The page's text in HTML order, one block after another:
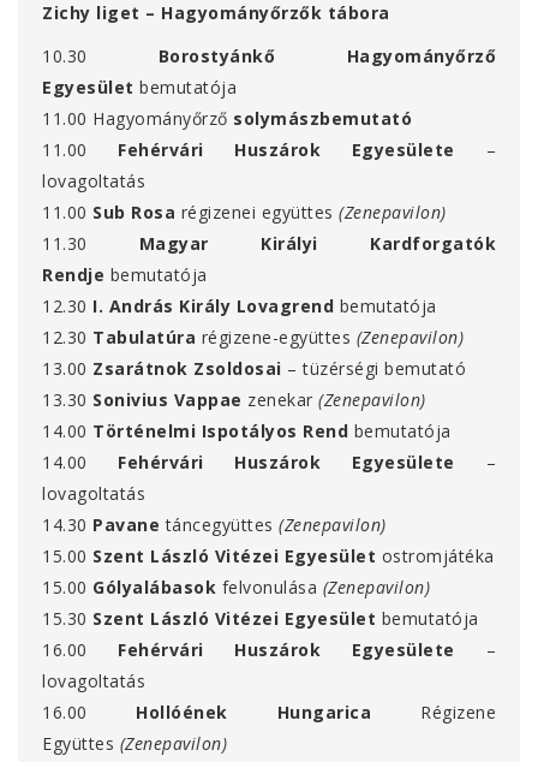
Zichy liget – Hagyományőrzők tábora
10.30
Borostyánkő Hagyományőrző
Egyesület bemutatója
11.00 Hagyományőrző solymászbemutató
11.00
Fehérvári Huszárok Egyesülete
–
lovagoltatás
11.00 Sub Rosa régizenei együttes (Zenepavilon)
11.30
Magyar Királyi Kardforgatók
Rendje bemutatója
12.30 I. András Király Lovagrend bemutatója
12.30 Tabulatúra régizene-együttes (Zenepavilon)
13.00 Zsarátnok Zsoldosai – tüzérségi bemutató
13.30 Sonivius Vappae zenekar (Zenepavilon)
14.00 Történelmi Ispotályos Rend bemutatója
14.00
Fehérvári Huszárok Egyesülete
–
lovagoltatás
14.30 Pavane táncegyüttes (Zenepavilon)
15.00 Szent László Vitézei Egyesület ostromjátéka
15.00 Gólyalábasok felvonulása (Zenepavilon)
15.30 Szent László Vitézei Egyesület bemutatója
16.00
Fehérvári Huszárok Egyesülete
–
lovagoltatás
16.00
Hollóének Hungarica
Régizene
Együttes (Zenepavilon)